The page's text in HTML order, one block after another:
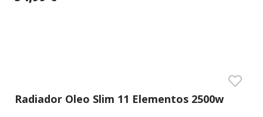
Radiador Oleo Slim 11 Elementos 2500w